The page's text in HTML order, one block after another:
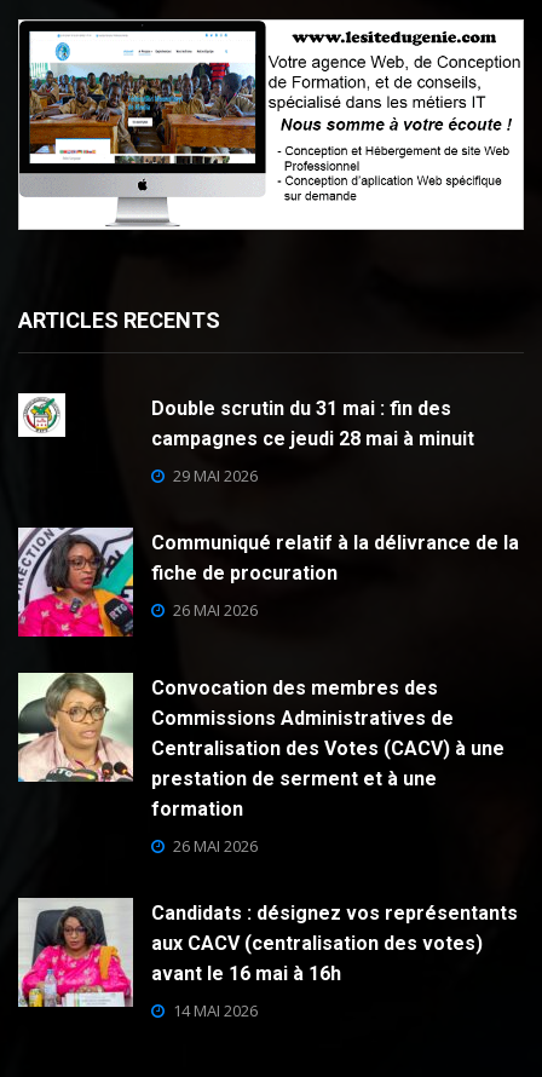
ARTICLES RECENTS
Double scrutin du 31 mai : fin des
campagnes ce jeudi 28 mai à minuit
29 MAI 2026
Communiqué relatif à la délivrance de la
fiche de procuration
26 MAI 2026
Convocation des membres des
Commissions Administratives de
Centralisation des Votes (CACV) à une
prestation de serment et à une
formation
26 MAI 2026
Candidats : désignez vos représentants
aux CACV (centralisation des votes)
avant le 16 mai à 16h
14 MAI 2026